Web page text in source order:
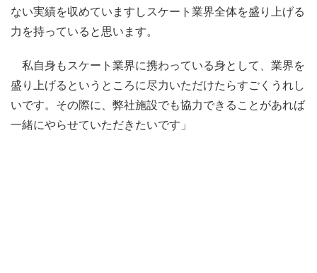
ない実績を収めていますしスケート業界全体を盛り上げる
力を持っていると思います。
私自身もスケート業界に携わっている身として、業界を
盛り上げるというところに尽力いただけたらすごくうれし
いです。その際に、弊社施設でも協力できることがあれば
一緒にやらせていただきたいです」